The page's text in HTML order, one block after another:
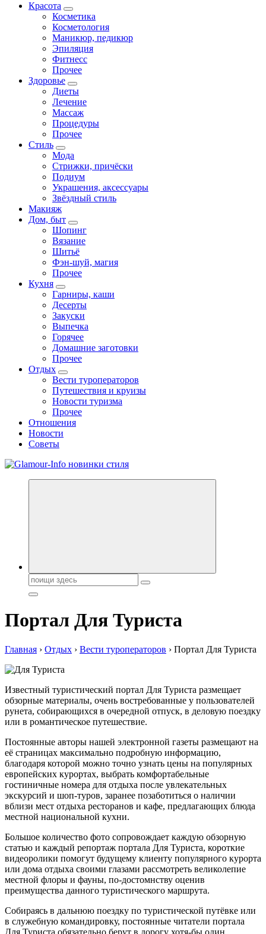
Красота
Косметика
Косметология
Маникюр, педикюр
Эпиляция
Фитнесс
Прочее
Здоровье
Диеты
Лечение
Массаж
Процедуры
Прочее
Стиль
Мода
Стрижки, причёски
Подиум
Украшения, аксессуары
Звёздный стиль
Макияж
Дом, быт
Шопинг
Вязание
Шитьё
Фэн-шуй, магия
Прочее
Кухня
Гарниры, каши
Десерты
Закуски
Выпечка
Горячее
Домашние заготовки
Прочее
Отдых
Вести туроператоров
Путешествия и круизы
Новости туризма
Прочее
Отношения
Новости
Советы
Секреты молодости, красоты и долголетия. Гламурный журнал
Поиск:
Портал Для Туриста
Главная › Отдых › Вести туроператоров › Портал Для Туриста
Известный туристический портал Для Туриста размещает
обзорные материалы, очень востребованные у пользователей
рунета, собирающихся в очередной отпуск, в деловую поездку
или в романтическое путешествие.
Постоянные авторы нашей электронной газеты размещают на
её страницах максимально подробную информацию,
благодаря которой можно точно узнать цены на популярных
европейских курортах, выбрать комфортабельные
гостиничные номера для отдыха после увлекательных
экскурсий и шоп-туров, заранее позаботиться о наличии
вблизи мест отдыха ресторанов и кафе, предлагающих блюда
местной национальной кухни.
Большое количество фото сопровождает каждую обзорную
статью и каждый репортаж портала Для Туриста, короткие
видеоролики помогут будущему клиенту популярного курорта
или дома отдыха своими глазами рассмотреть великолепие
местной флоры и фауны, по-достомнству оценив
преимущества данного туристического маршрута.
Собираясь в дальнюю поездку по туристической путёвке или
в служебную командировку, постоянные читатели портала
Для Туриста обязательно берут в дорогу хотя-бы один